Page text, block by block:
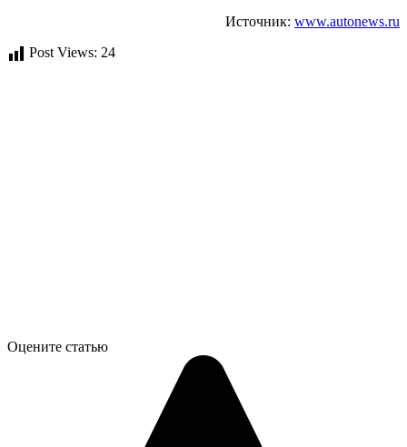
Источник: www.autonews.ru
Post Views: 24
Оцените статью